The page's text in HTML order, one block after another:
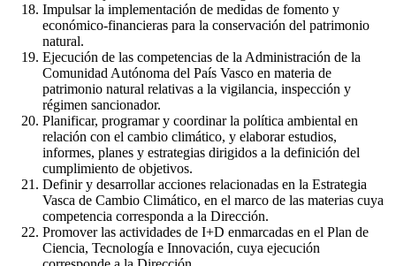
Impulsar la implementación de medidas de fomento y
económico-financieras para la conservación del patrimonio
natural.
Ejecución de las competencias de la Administración de la
Comunidad Autónoma del País Vasco en materia de
patrimonio natural relativas a la vigilancia, inspección y
régimen sancionador.
Planificar, programar y coordinar la política ambiental en
relación con el cambio climático, y elaborar estudios,
informes, planes y estrategias dirigidos a la definición del
cumplimiento de objetivos.
Definir y desarrollar acciones relacionadas en la Estrategia
Vasca de Cambio Climático, en el marco de las materias cuya
competencia corresponda a la Dirección.
Promover las actividades de I+D enmarcadas en el Plan de
Ciencia, Tecnología e Innovación, cuya ejecución